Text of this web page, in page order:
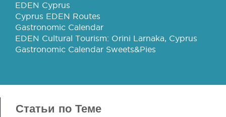
EDEN Cyprus
Cyprus EDEN Routes
Gastronomic Calendar
EDEN Cultural Tourism: Orini Larnaka, Cyprus
Gastronomic Calendar Sweets&Pies
Статьи по Теме